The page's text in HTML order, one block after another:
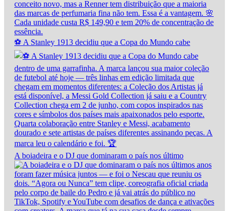
⚽ A Stanley 1913 decidiu que a Copa do Mundo cabe
A boiadeira e o DJ que dominaram o país nos último